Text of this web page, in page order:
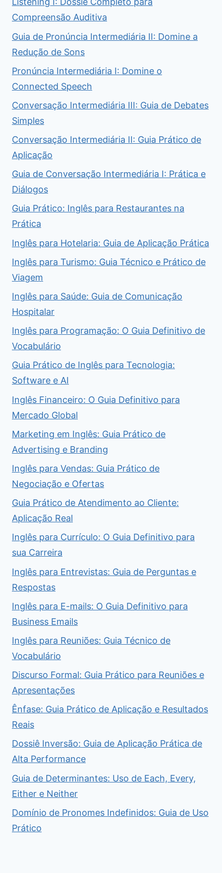
Compreensão Auditiva
Guia de Pronúncia Intermediária II: Domine a
Redução de Sons
Pronúncia Intermediária I: Domine o
Connected Speech
Conversação Intermediária III: Guia de Debates
Simples
Conversação Intermediária II: Guia Prático de
Aplicação
Guia de Conversação Intermediária I: Prática e
Diálogos
Guia Prático: Inglês para Restaurantes na
Prática
Inglês para Hotelaria: Guia de Aplicação Prática
Inglês para Turismo: Guia Técnico e Prático de
Viagem
Inglês para Saúde: Guia de Comunicação
Hospitalar
Inglês para Programação: O Guia Definitivo de
Vocabulário
Guia Prático de Inglês para Tecnologia:
Software e AI
Inglês Financeiro: O Guia Definitivo para
Mercado Global
Marketing em Inglês: Guia Prático de
Advertising e Branding
Inglês para Vendas: Guia Prático de
Negociação e Ofertas
Guia Prático de Atendimento ao Cliente:
Aplicação Real
Inglês para Currículo: O Guia Definitivo para
sua Carreira
Inglês para Entrevistas: Guia de Perguntas e
Respostas
Inglês para E-mails: O Guia Definitivo para
Business Emails
Inglês para Reuniões: Guia Técnico de
Vocabulário
Discurso Formal: Guia Prático para Reuniões e
Apresentações
Ênfase: Guia Prático de Aplicação e Resultados
Reais
Dossiê Inversão: Guia de Aplicação Prática de
Alta Performance
Guia de Determinantes: Uso de Each, Every,
Either e Neither
Domínio de Pronomes Indefinidos: Guia de Uso
Prático